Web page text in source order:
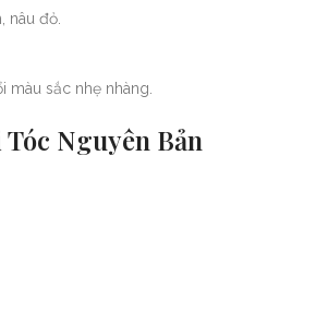
nâu đỏ.
sắc nhẹ nhàng.
Nguyên Bản